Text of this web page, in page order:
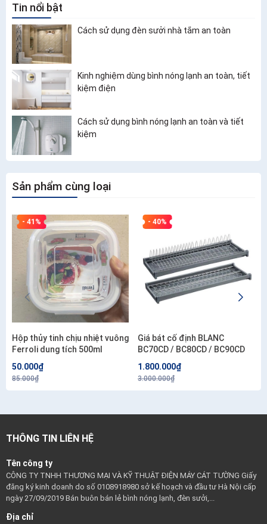
Tin nổi bật
Cách sử dụng đèn sưởi nhà tắm an toàn
Kinh nghiệm dùng bình nóng lạnh an toàn, tiết
kiệm điện
Cách sử dụng bình nóng lạnh an toàn và tiết
kiệm
Sản phẩm cùng loại
- 41%
Hộp thủy tinh chịu nhiệt vuông
Ferroli dung tích 500ml
50.000₫
85.000₫
- 40%
Giá bát cố định BLANC
BC70CD / BC80CD / BC90CD
1.800.000₫
3.000.000₫
THÔNG TIN LIÊN HỆ
Tên công ty
CÔNG TY TNHH THƯƠNG MẠI VÀ KỸ THUẬT ĐIỆN MÁY CÁT TƯỜNG Giấy
đăng ký kinh doanh do số 0108918980 sở kế hoạch và đầu tư Hà Nội cấp
ngày 27/09/2019 Bán buôn bán lẻ bình nóng lạnh, đèn sưởi,...
Địa chỉ